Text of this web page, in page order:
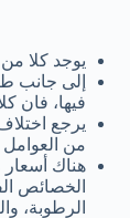
يوجد كلا
إلى جانب
فيها، فان
يرجع
من العوامل
هناك
الخصائص
الرطوبة،